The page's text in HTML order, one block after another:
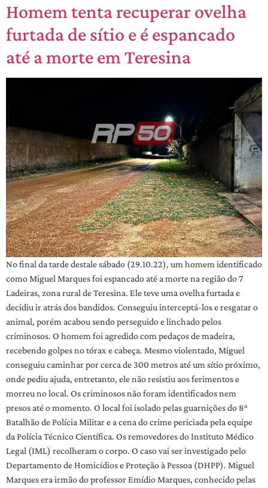
Homem tenta recuperar ovelha
furtada de sítio e é espancado
até a morte em Teresina
No final da tarde destale sábado (29.10.22), um homem identificado
como Miguel Marques foi espancado até a morte na região do 7
Ladeiras, zona rural de Teresina. Ele teve uma ovelha furtada e
decidiu ir atrás dos bandidos. Conseguiu interceptá-los e resgatar o
animal, porém acabou sendo perseguido e linchado pelos
criminosos. O homem foi agredido com pedaços de madeira,
recebendo golpes no tórax e cabeça. Mesmo violentado, Miguel
conseguiu caminhar por cerca de 300 metros até um sítio próximo,
onde pediu ajuda, entretanto, ele não resistiu aos ferimentos e
morreu no local. Os criminosos não foram identificados nem
presos até o momento. O local foi isolado pelas guarnições do 8°
Batalhão de Polícia Militar e a cena do crime periciada pela equipe
da Polícia Técnico Científica. Os removedores do Instituto Médico
Legal (IML) recolheram o corpo. O caso vai ser investigado pelo
Departamento de Homicídios e Proteção à Pessoa (DHPP). Miguel
Marques era irmão do professor Emídio Marques, conhecido pelas